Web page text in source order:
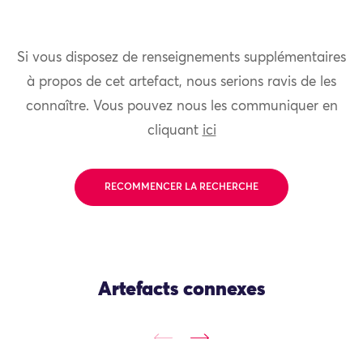
Si vous disposez de renseignements supplémentaires
à propos de cet artefact, nous serions ravis de les
connaître. Vous pouvez nous les communiquer en
cliquant ici
RECOMMENCER LA RECHERCHE
Artefacts connexes